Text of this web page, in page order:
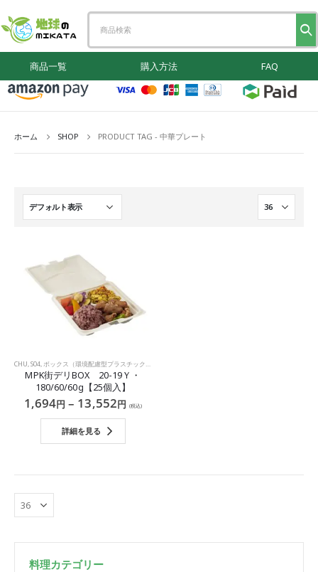
商品一覧 購入方法 FAQ
ホーム SHOP PRODUCT TAG - 中華プレート
CHU S04 ボックス（環境配慮型プラスチック）
MPK街デリBOX 20-19Ｙ・
180/60/60g【25個入】
1,694円 – 13,552円 (税込)
詳細を見る
料理カテゴリー